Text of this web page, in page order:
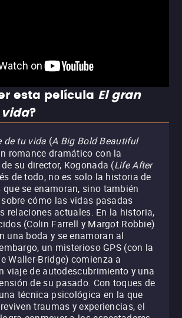
esta película El gran
?
de tu vida (A Big Bold Beautiful
romance dramático con la
su director, Kogonada (Life After
de todo, no es solo la historia de
se enamoran, sino también
cómo las vidas pasadas
relaciones actuales. En la historia,
(Colin Farrell y Margot Robbie)
una boda y se enamoran al
un misterioso GPS (con la
Waller-Bridge) comienza a
viaje de autodescubrimiento y una
de su pasado. Con toques de
técnica psicológica en la que
traumas y experiencias, el